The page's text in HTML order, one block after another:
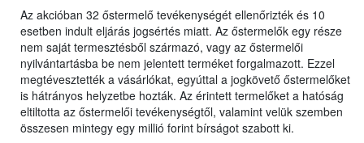
Az akcióban 32 őstermelő tevékenységét ellenőrizték és 10
esetben indult eljárás jogsértés miatt. Az őstermelők egy része
nem saját termesztésből származó, vagy az őstermelői
nyilvántartásba be nem jelentett terméket forgalmazott. Ezzel
megtévesztették a vásárlókat, egyúttal a jogkövető őstermelőket
is hátrányos helyzetbe hozták. Az érintett termelőket a hatóság
eltiltotta az őstermelői tevékenységtől, valamint velük szemben
összesen mintegy egy millió forint bírságot szabott ki.